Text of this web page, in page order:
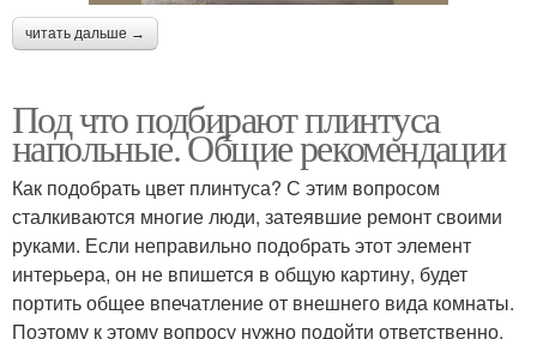
читать дальше →
Под что подбирают плинтуса
напольные. Общие рекомендации
Как подобрать цвет плинтуса? С этим вопросом
сталкиваются многие люди, затеявшие ремонт своими
руками. Если неправильно подобрать этот элемент
интерьера, он не впишется в общую картину, будет
портить общее впечатление от внешнего вида комнаты.
Поэтому к этому вопросу нужно подойти ответственно.